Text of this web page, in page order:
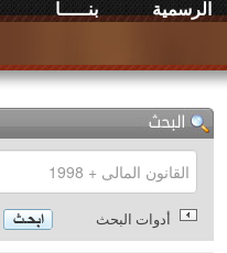
بنـــــا
أدوات البحث